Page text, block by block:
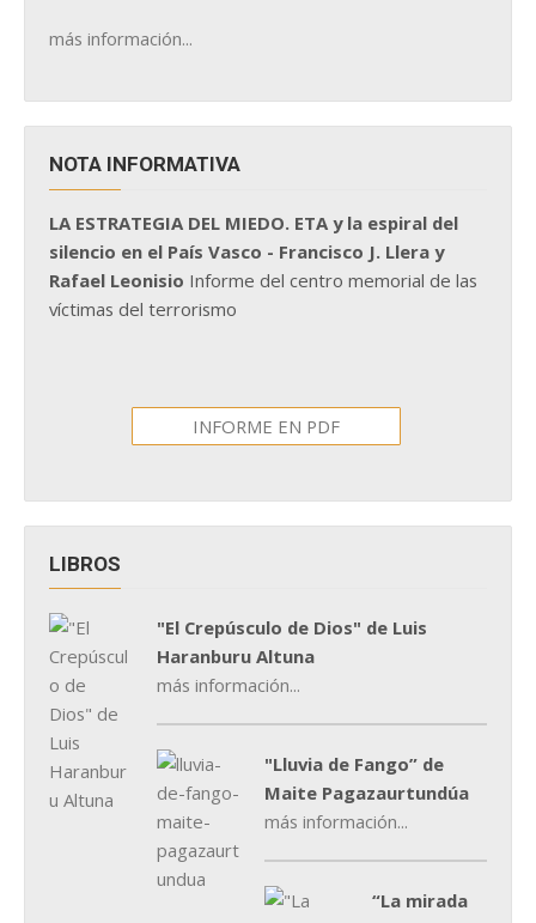
más información...
NOTA INFORMATIVA
LA ESTRATEGIA DEL MIEDO. ETA y la espiral del
silencio en el País Vasco - Francisco J. Llera y
Rafael Leonisio Informe del centro memorial de las
víctimas del terrorismo
INFORME EN PDF
LIBROS
"El Crepúsculo de Dios" de Luis
Haranburu Altuna
más información...
"Lluvia de Fango” de
Maite Pagazaurtundúa
más información...
“La mirada